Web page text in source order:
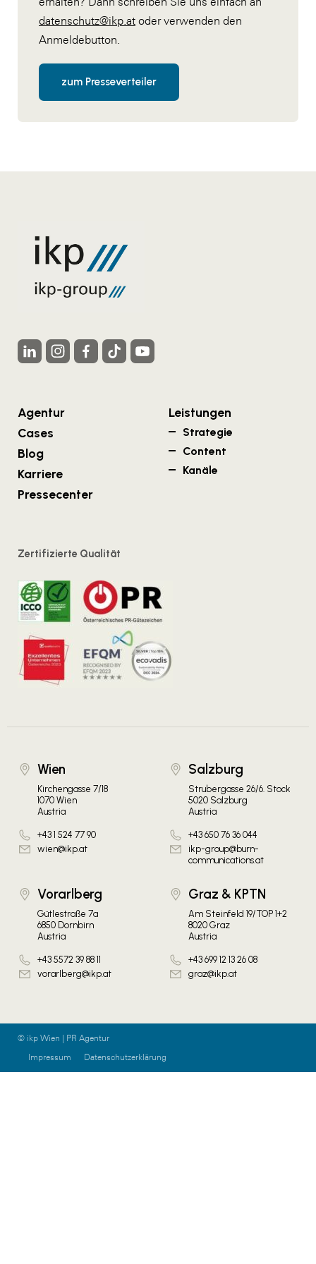
datenschutz@ikp.at oder verwenden den
Anmeldebutton.
zum Presseverteiler
Agentur
Cases
Blog
Karriere
Pressecenter
Leistungen
Strategie
Content
Kanäle
Zertifizierte Qualität
Wien
Kirchengasse 7/18
1070 Wien
Austria
+43 1 524 77 90
wien@ikp.at
Salzburg
Strubergasse 26/6. Stock
5020 Salzburg
Austria
+43 650 76 36 044
ikp-group@burn-
communications.at
Vorarlberg
Gütlestraße 7a
6850 Dornbirn
Austria
+43 5572 39 88 11
vorarlberg@ikp.at
Graz & KPTN
Am Steinfeld 19/TOP 1+2
8020 Graz
Austria
+43 699 12 13 26 08
graz@ikp.at
© ikp Wien | PR Agentur
Impressum
Datenschutzerklärung